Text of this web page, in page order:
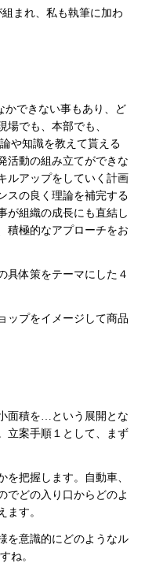
まれ、私も執筆に加わ
できない事もあり、ど
でも、本部でも、
や知識を教えて貰える
活動の組み立てができな
ルアップをしていく計画
スの良く理論を補完する
が組織の成長にも直結し
積極的なアプローチをお
具体策をテーマにした４
ップをイメージして商品
面積を…という展開とな
立案手順１として、まず
把握します。自動車、
でどの入り口からどのよ
ます。
を意識的にどのようなル
ね。